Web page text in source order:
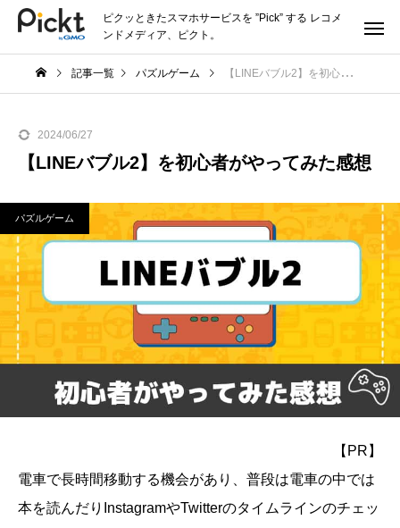
ピクッときたスマホサービスを ”Pick” する レコメ
ンドメディア、ピクト。
記事一覧 パズルゲーム 【LINEバブル2】を初心者がやってみた感想
2024/06/27
【LINEバブル2】を初心者がやってみた感想
パズルゲーム
【PR】
電車で長時間移動する機会があり、普段は電車の中では
本を読んだりInstagramやTwitterのタイムラインのチェッ